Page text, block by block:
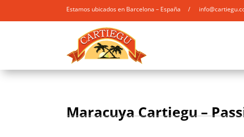
Estamos ubicados en Barcelona – España /
Maracuya Cartiegu –